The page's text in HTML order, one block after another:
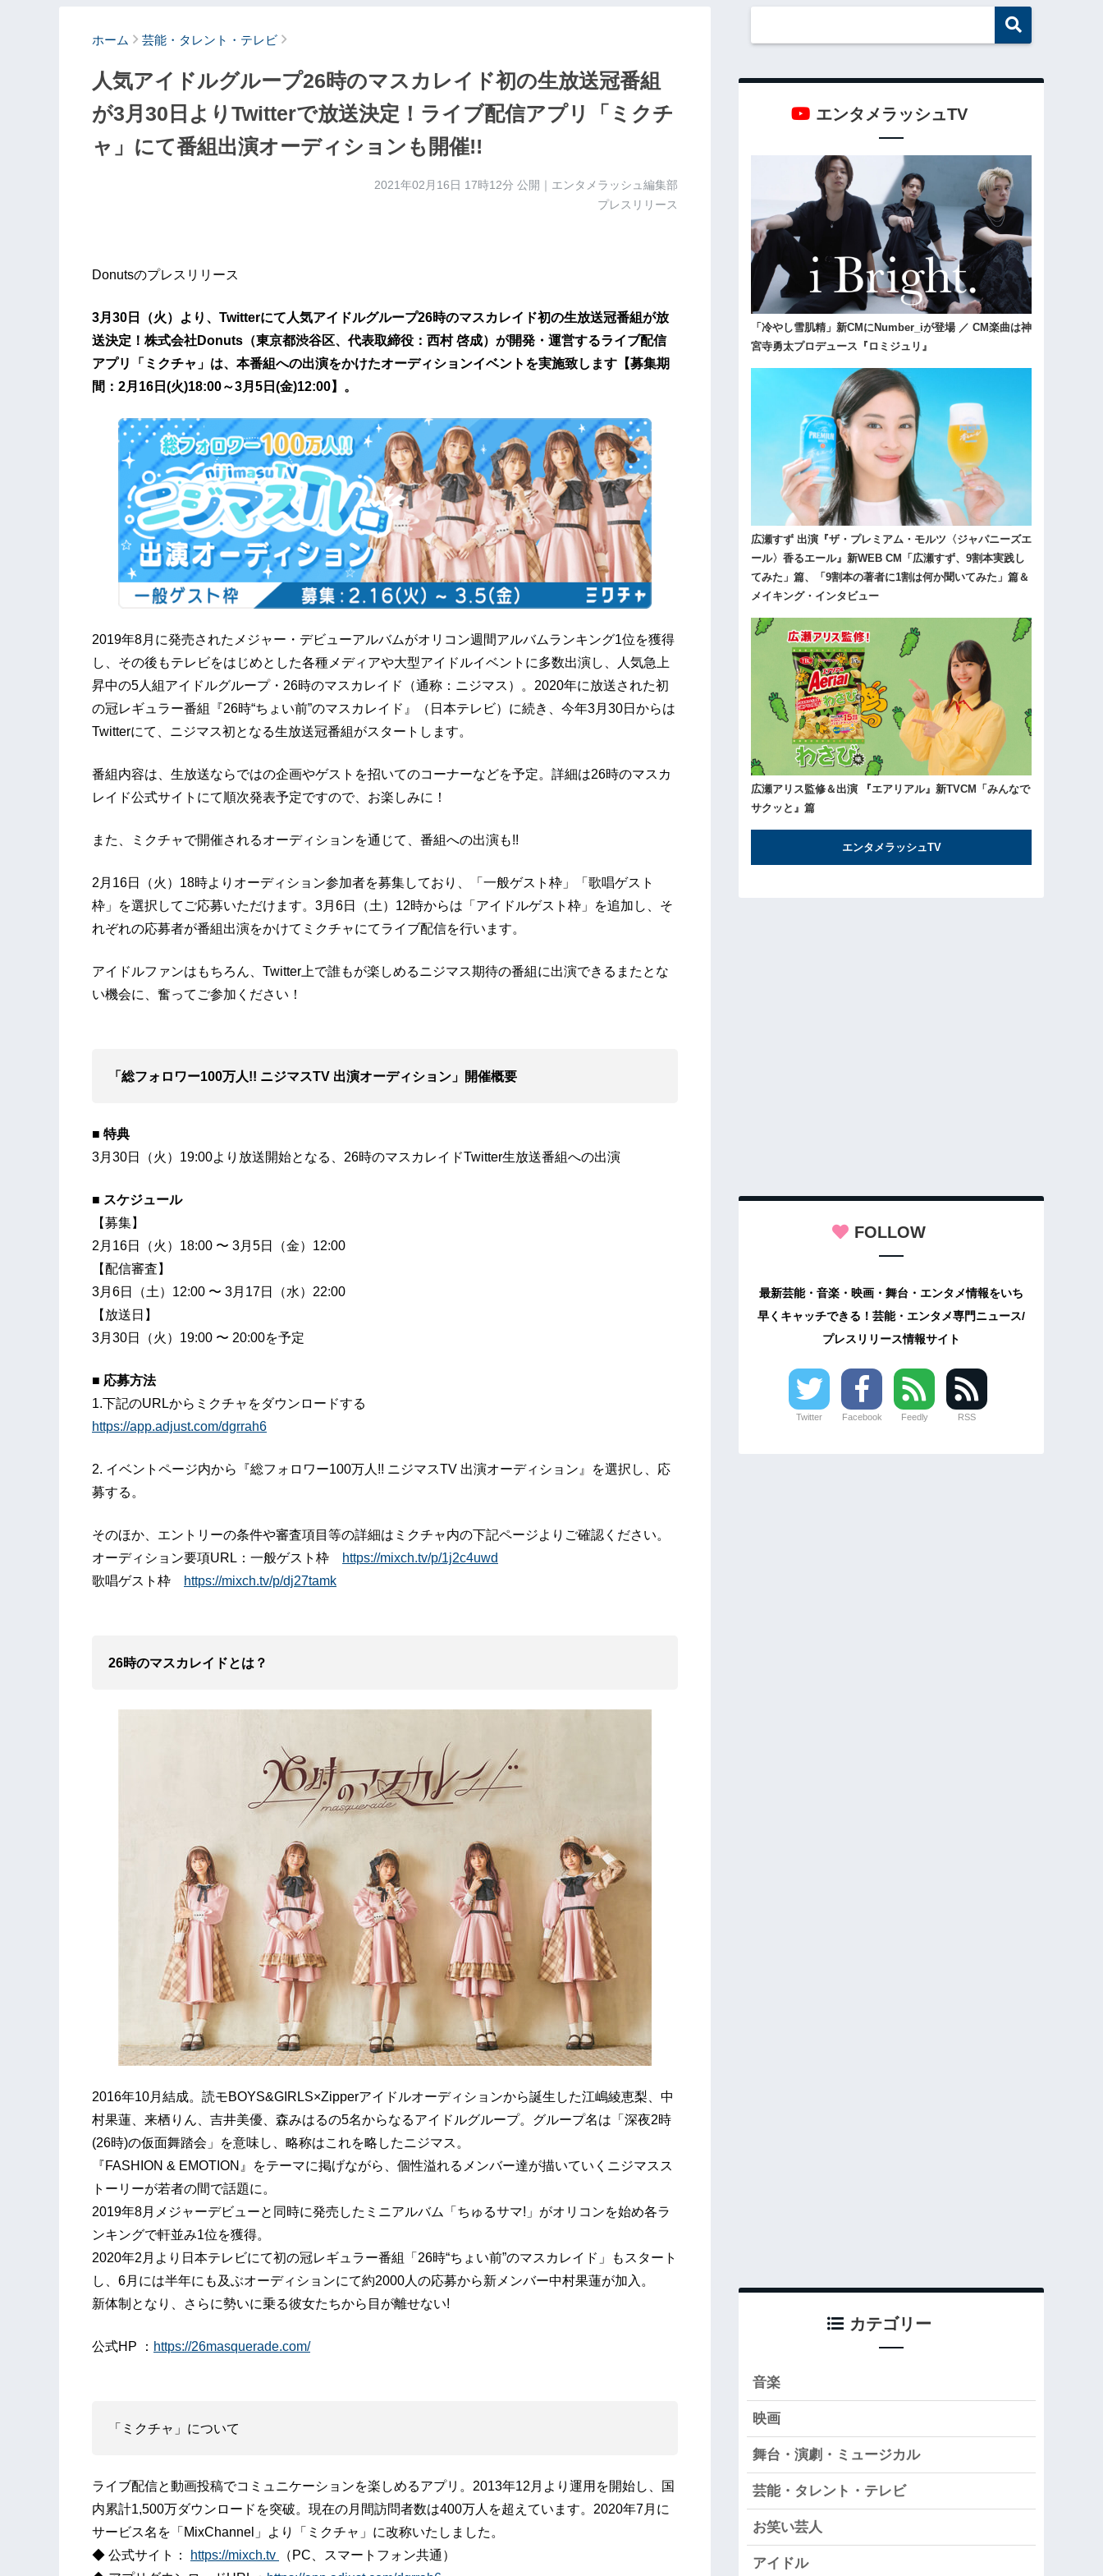
ホーム 芸能・タレント・テレビ
人気アイドルグループ26時のマスカレイド初の生放送冠番組
が3月30日よりTwitterで放送決定！ライブ配信アプリ「ミクチ
ャ」にて番組出演オーディションも開催!!
2021年02月16日 17時12分 公開｜エンタメラッシュ編集部
プレスリリース
Donutsのプレスリリース
3月30日（火）より、Twitterにて人気アイドルグループ26時のマスカレイド初の生放送冠番組が放
送決定！株式会社Donuts（東京都渋谷区、代表取締役：西村 啓成）が開発・運営するライブ配信
アプリ「ミクチャ」は、本番組への出演をかけたオーディションイベントを実施致します【募集期
間：2月16日(火)18:00～3月5日(金)12:00】。
2019年8月に発売されたメジャー・デビューアルバムがオリコン週間アルバムランキング1位を獲得
し、その後もテレビをはじめとした各種メディアや大型アイドルイベントに多数出演し、人気急上
昇中の5人組アイドルグループ・26時のマスカレイド（通称：ニジマス）。2020年に放送された初
の冠レギュラー番組『26時“ちょい前”のマスカレイド』（日本テレビ）に続き、今年3月30日からは
Twitterにて、ニジマス初となる生放送冠番組がスタートします。
番組内容は、生放送ならではの企画やゲストを招いてのコーナーなどを予定。詳細は26時のマスカ
レイド公式サイトにて順次発表予定ですので、お楽しみに！
また、ミクチャで開催されるオーディションを通じて、番組への出演も!!
2月16日（火）18時よりオーディション参加者を募集しており、「一般ゲスト枠」「歌唱ゲスト
枠」を選択してご応募いただけます。3月6日（土）12時からは「アイドルゲスト枠」を追加し、そ
れぞれの応募者が番組出演をかけてミクチャにてライブ配信を行います。
アイドルファンはもちろん、Twitter上で誰もが楽しめるニジマス期待の番組に出演できるまたとな
い機会に、奮ってご参加ください！
「総フォロワー100万人!! ニジマスTV 出演オーディション」開催概要
■ 特典
3月30日（火）19:00より放送開始となる、26時のマスカレイドTwitter生放送番組への出演
■ スケジュール
【募集】
2月16日（火）18:00 〜 3月5日（金）12:00
【配信審査】
3月6日（土）12:00 〜 3月17日（水）22:00
【放送日】
3月30日（火）19:00 〜 20:00を予定
■ 応募方法
1.下記のURLからミクチャをダウンロードする
https://app.adjust.com/dgrrah6
2. イベントページ内から『総フォロワー100万人!! ニジマスTV 出演オーディション』を選択し、応
募する。
そのほか、エントリーの条件や審査項目等の詳細はミクチャ内の下記ページよりご確認ください。
オーディション要項URL：一般ゲスト枠
https://mixch.tv/p/1j2c4uwd
歌唱ゲスト枠
https://mixch.tv/p/dj27tamk
26時のマスカレイドとは？
2016年10月結成。読モBOYS&GIRLS×Zipperアイドルオーディションから誕生した江嶋綾恵梨、中
村果蓮、来栖りん、吉井美優、森みはるの5名からなるアイドルグループ。グループ名は「深夜2時
(26時)の仮面舞踏会」を意味し、略称はこれを略したニジマス。
『FASHION & EMOTION』をテーマに掲げながら、個性溢れるメンバー達が描いていくニジマスス
トーリーが若者の間で話題に。
2019年8月メジャーデビューと同時に発売したミニアルバム「ちゅるサマ!」がオリコンを始め各ラ
ンキングで軒並み1位を獲得。
2020年2月より日本テレビにて初の冠レギュラー番組「26時“ちょい前”のマスカレイド」もスタート
し、6月には半年にも及ぶオーディションにて約2000人の応募から新メンバー中村果蓮が加入。
新体制となり、さらに勢いに乗る彼女たちから目が離せない!
公式HP ： https://26masquerade.com/
「ミクチャ」について
ライブ配信と動画投稿でコミュニケーションを楽しめるアプリ。2013年12月より運用を開始し、国
内累計1,500万ダウンロードを突破。現在の月間訪問者数は400万人を超えています。2020年7月に
サービス名を「MixChannel」より「ミクチャ」に改称いたしました。
◆ 公式サイト：
https://mixch.tv
（PC、スマートフォン共通）
エンタメラッシュTV
「冷やし雪肌精」新CMにNumber_iが登場 ／ CM楽曲は神
宮寺勇太プロデュース『ロミジュリ』
広瀬すず 出演『ザ・プレミアム・モルツ〈ジャパニーズエ
ール〉香るエール』新WEB CM「広瀬すず、9割本実践し
てみた」篇、「9割本の著者に1割は何か聞いてみた」篇＆
メイキング・インタビュー
広瀬アリス監修＆出演 『エアリアル』新TVCM「みんなで
サクッと』篇
エンタメラッシュTV
FOLLOW
最新芸能・音楽・映画・舞台・エンタメ情報をいち
早くキャッチできる！芸能・エンタメ専門ニュース/
プレスリリース情報サイト
Twitter Facebook Feedly RSS
カテゴリー
音楽
映画
舞台・演劇・ミュージカル
芸能・タレント・テレビ
お笑い芸人
アイドル